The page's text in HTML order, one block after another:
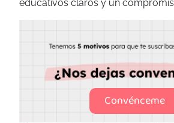
educativos claros y un
Convénceme